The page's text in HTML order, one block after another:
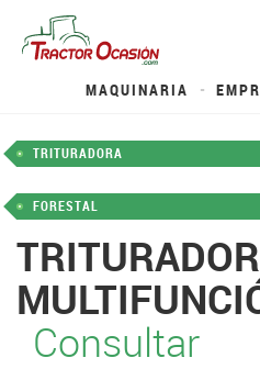
MAQUINARIA
TRITURADORA
FORESTAL
Consultar